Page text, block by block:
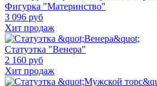
Фигурка "Материнство"
3 096 руб
Хит продаж
Статуэтка "Венера"
2 160 руб
Хит продаж